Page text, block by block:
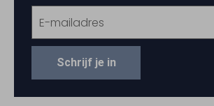
Schrijf je in